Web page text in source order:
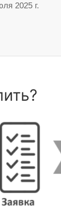
2025 г.